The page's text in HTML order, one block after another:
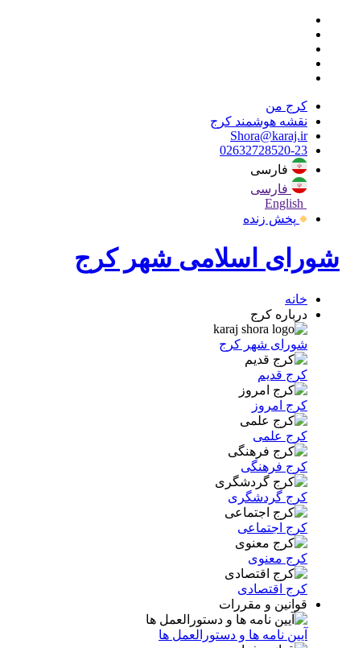
کرج من
نقشه هوشمند کرج
Shora@karaj.ir
02632728520-23
فارسی
فارسی
English
پخش زنده
شورای اسلامی شهر کرج
خانه
درباره کرج
شورای شهر کرج
کرج قدیم
کرج امروز
کرج علمی
کرج فرهنگی
کرج گردشگری
کرج اجتماعی
کرج معنوی
کرج اقتصادی
قوانین و مقررات
آیین نامه ها و دستورالعمل ها